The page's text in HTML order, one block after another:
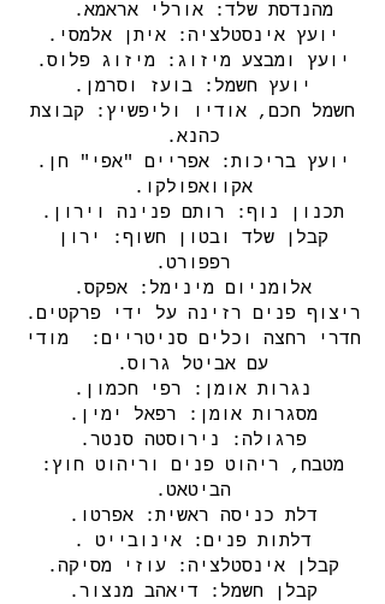
מהנדסת שלד: אורלי אראמא.
יועץ אינסטלציה: איתן אלמסי.
יועץ ומבצע מיזוג: מיזוג פלוס.
יועץ חשמל: בועז וסרמן.
חשמל חכם, אודיו וליפשיץ: קבוצת
כהנא.
יועץ בריכות: אפריים "אפי" חן.
אקוואפולקו.
תכנון נוף: רותם פנינה וירון.
קבלן שלד ובטון חשוף: ירון
רפפורט.
אלומניום מינימל: אפקס.
ריצוף פנים רזינה על ידי פרקטים.
חדרי רחצה וכלים סניטריים: מודי
עם אביטל גרוס.
נגרות אומן: רפי חכמון.
מסגרות אומן: רפאל ימין.
פרגולה: נירוסטה סנטר.
מטבח, ריהוט פנים וריהוט חוץ:
הביטאט.
דלת כניסה ראשית: אפרטו.
דלתות פנים: אינובייט .
קבלן אינסטלציה: עוזי מסיקה.
קבלן חשמל: דיאהב מנצור.